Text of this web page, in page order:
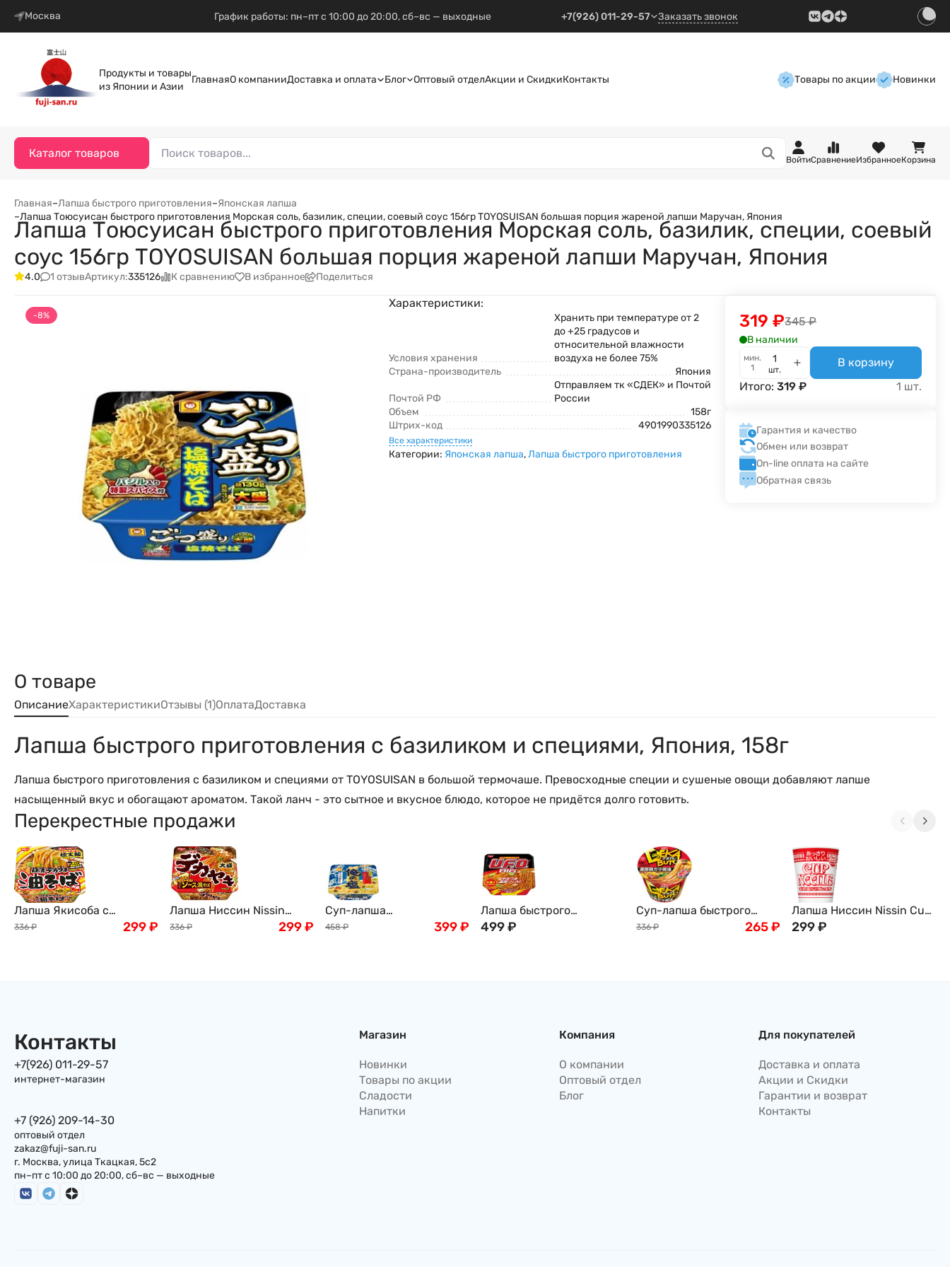
Москва График работы: пн–пт с 10:00 до 20:00, сб–вс — выходные +7(926) 011-29-57 Заказать звонок
Продукты и товары
из Японии и Азии
ГлавнаяО компанииДоставка и оплата Блог Оптовый отделАкции и СкидкиКонтакты Товары по акции Новинки
Каталог товаров
ВойтиСравнениеИзбранноеКорзина
Главная–Лапша быстрого приготовления–Японская лапша
–Лапша Тоюсуисан быстрого приготовления Морская соль, базилик, специи, соевый соус 156гр TOYOSUISAN большая порция жареной лапши Маручан, Япония
Лапша Тоюсуисан быстрого приготовления Морская соль, базилик, специи, соевый
соус 156гр TOYOSUISAN большая порция жареной лапши Маручан, Япония
4.0 1 отзывАртикул:335126 К сравнению В избранное Поделиться
-8%
Характеристики:
Условия хранения
Хранить при температуре от 2
до +25 градусов и
относительной влажности
воздуха не более 75%
Страна-производитель
Япония
Почтой РФ
Отправляем тк «СДЕК» и Почтой
России
Объем
158г
Штрих-код
4901990335126
Все характеристики
Категории: Японская лапша,Лапша быстрого приготовления
345 ₽
319 ₽
В наличии
мин.
1
шт.
В корзину
Итого:319 ₽ 1 шт.
Гарантия и качество
Обмен или возврат
On-line оплата на сайте
Обратная связь
О товаре
ОписаниеХарактеристикиОтзывы (1)ОплатаДоставка
Лапша быстрого приготовления с базиликом и специями, Япония, 158г
Лапша быстрого приготовления с базиликом и специями от TOYOSUISAN в большой термочаше. Превосходные специи и сушеные овощи добавляют лапше
насыщенный вкус и обогащают ароматом. Такой ланч - это сытное и вкусное блюдо, которое не придётся долго готовить.
Перекрестные продажи
Лапша Якисоба с
вустерширским соусом и
336 ₽ 299₽
Лапша Ниссин Nissin
Якисоба с курицей,
336 ₽ 299₽
Суп-лапша
Тоюсуисан быстрого
458 ₽ 399₽
Лапша быстрого
приготовления Nissin:
499₽
Суп-лапша быстрого
приготовления, Nissin на
336 ₽ 265₽
Лапша Ниссин Nissin Cup
Noodle с Креветками, 57г,
299₽
Контакты
+7(926) 011-29-57
интернет-магазин
+7 (926) 209-14-30
оптовый отдел
zakaz@fuji-san.ru
г. Москва, улица Ткацкая, 5с2
пн–пт с 10:00 до 20:00, сб–вс — выходные
Магазин
Новинки
Товары по акции
Сладости
Напитки
Компания
О компании
Оптовый отдел
Блог
Для покупателей
Доставка и оплата
Акции и Скидки
Гарантии и возврат
Контакты